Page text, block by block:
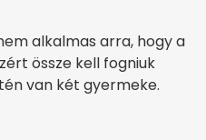
alkalmas arra, hogy a
össze kell fogniuk
van két gyermeke.